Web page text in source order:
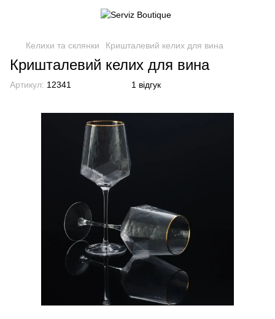
Келихи та склянки Кришталевий келих для вина
Кришталевий келих для вина
Артикул: 12341 1 відгук